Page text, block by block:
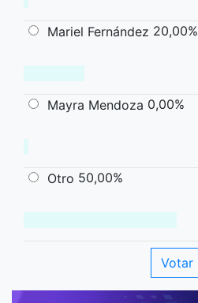
Mariel Fernández 20,00%
Mayra Mendoza 0,00%
Otro 50,00%